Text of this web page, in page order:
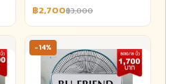
฿2,700฿3,000
-14%